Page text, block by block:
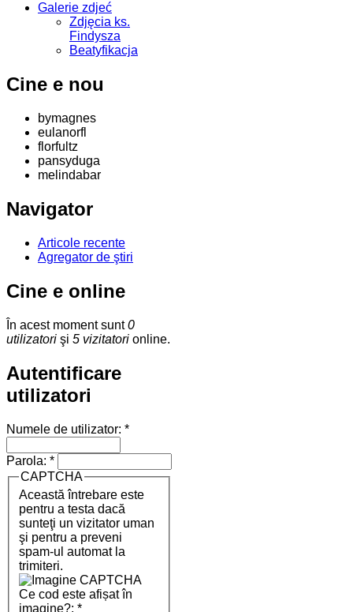
Galerie zdjeć
Zdjęcia ks.
Findysza
Beatyfikacja
Cine e nou
bymagnes
eulanorfl
florfultz
pansyduga
melindabar
Navigator
Articole recente
Agregator de ştiri
Cine e online
În acest moment sunt0
utilizatori şi 5 vizitatori online.
Autentificare
utilizatori
Numele de utilizator: *
Parola: *
CAPTCHA
Această întrebare este
pentru a testa dacă
sunteţi un vizitator uman
şi pentru a preveni
spam-ul automat la
trimiteri.
Ce cod este afișat în
imagine?: *